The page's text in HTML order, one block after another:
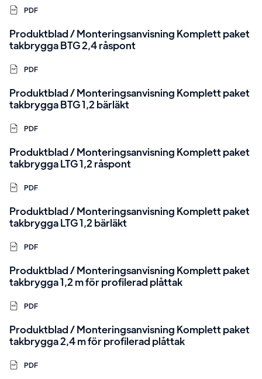
PDF
Produktblad / Monteringsanvisning Komplett paket
takbrygga BTG 2,4 råspont
PDF
Produktblad / Monteringsanvisning Komplett paket
takbrygga BTG 1,2 bärläkt
PDF
Produktblad / Monteringsanvisning Komplett paket
takbrygga LTG 1,2 råspont
PDF
Produktblad / Monteringsanvisning Komplett paket
takbrygga LTG 1,2 bärläkt
PDF
Produktblad / Monteringsanvisning Komplett paket
takbrygga 1,2 m för profilerad plåttak
PDF
Produktblad / Monteringsanvisning Komplett paket
takbrygga 2,4 m för profilerad plåttak
PDF